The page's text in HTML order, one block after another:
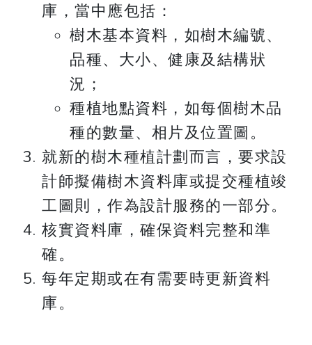
庫，當中應包括：
樹木基本資料，如樹木編號、
品種、大小、健康及結構狀
況；
種植地點資料，如每個樹木品
種的數量、相片及位置圖。
就新的樹木種植計劃而言，要求設
計師擬備樹木資料庫或提交種植竣
工圖則，作為設計服務的一部分。
核實資料庫，確保資料完整和準
確。
每年定期或在有需要時更新資料
庫。